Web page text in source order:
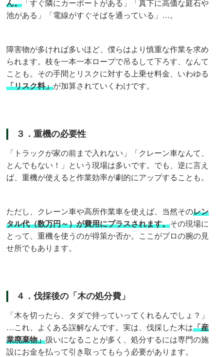
ん。 「すぐ隣にカーポートがある」「真下に高価な庭石や
池がある」「電線がすぐそばを通っている」…。
障害物が多ければ多いほど、僕らはより慎重な作業を求め
られます。枝を一本一本ロープで吊るして下ろす、なんて
ことも。その手間とリスクに対する上乗せ料金、いわゆる
「リスク料」が加算されていくわけです。
３．重機の必要性
「トラックが家の前まで入れない」「クレーン車なんて、
とんでもない！」という現場は多いです。でも、逆に言え
ば、重機が使えると作業効率が劇的にアップすることも。
ただし、クレーン車や高所作業車を使えば、当然そのレン
タル代（数万円～）が費用にプラスされます。その現場に
とって、重機を使うのが得策か否か。ここがプロの腕の見
せ所でもあります。
４．伐採後の「木の処分費」
「木を切ったら、タダで持っていってくれるんでしょ？」
…これ、よくある誤解なんです。実は、伐採した木は「産
業廃棄物」扱いになることが多く、処分するには専門の施
設にお金を払って引き取ってもらう必要があります。